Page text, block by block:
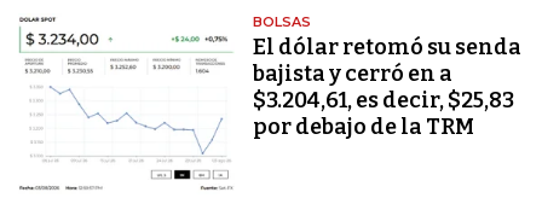
BOLSAS
El dólar retomó su senda
bajista y cerró en a
$3.204,61, es decir, $25,83
por debajo de la TRM